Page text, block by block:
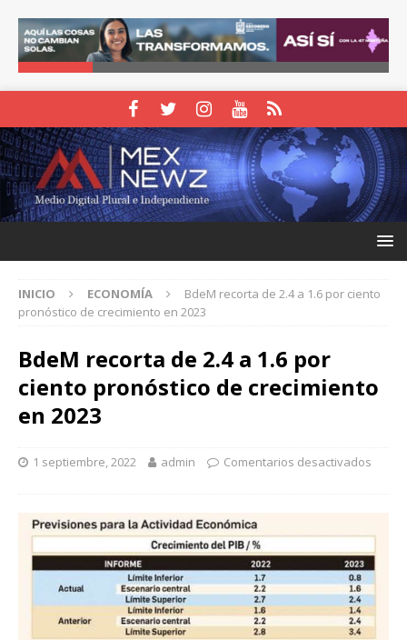
INICIO ECONOMÍA
BdeM recorta de 2.4 a 1.6 por ciento
pronóstico de crecimiento en 2023
BdeM recorta de 2.4 a 1.6 por
ciento pronóstico de crecimiento
en 2023
1 septiembre, 2022 admin Comentarios desactivados